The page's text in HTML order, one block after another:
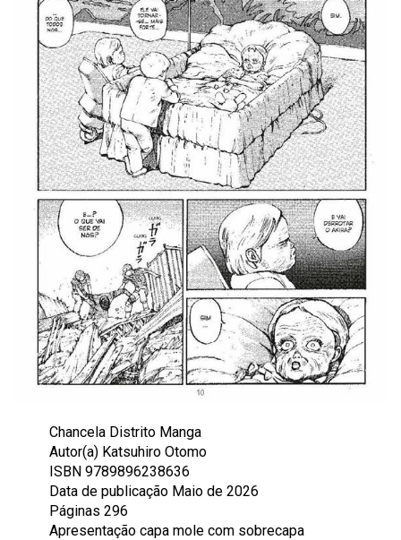
Chancela Distrito Manga
Autor(a) Katsuhiro Otomo
ISBN 9789896238636
Data de publicação Maio de 2026
Páginas 296
Apresentação capa mole com sobrecapa